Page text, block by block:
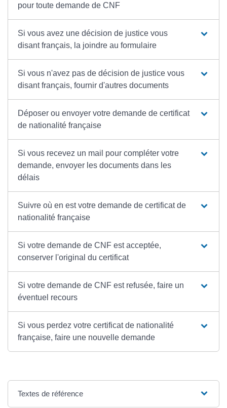
pour toute demande de CNF
Si vous avez une décision de justice vous
disant français, la joindre au formulaire
Si vous n'avez pas de décision de justice vous
disant français, fournir d'autres documents
Déposer ou envoyer votre demande de certificat
de nationalité française
Si vous recevez un mail pour compléter votre
demande, envoyer les documents dans les
délais
Suivre où en est votre demande de certificat de
nationalité française
Si votre demande de CNF est acceptée,
conserver l'original du certificat
Si votre demande de CNF est refusée, faire un
éventuel recours
Si vous perdez votre certificat de nationalité
française, faire une nouvelle demande
Textes de référence